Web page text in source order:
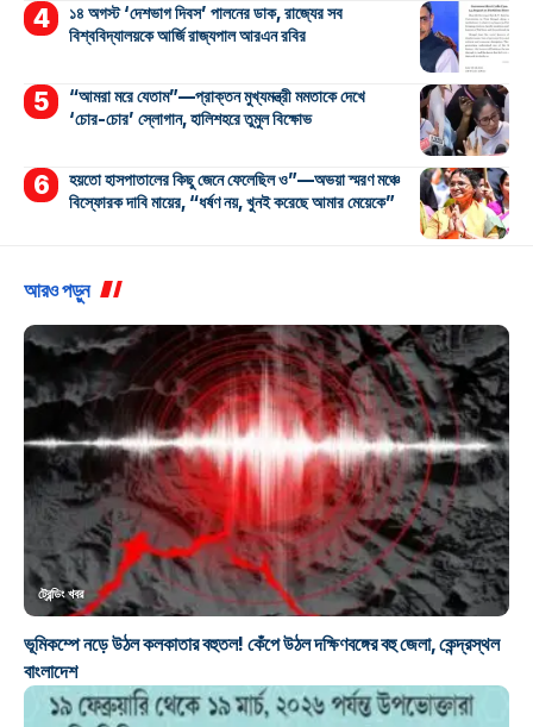
১৪ অগস্ট ‘দেশভাগ দিবস’ পালনের ডাক, রাজ্যের সব
বিশ্ববিদ্যালয়কে আর্জি রাজ্যপাল আরএন রবির
“আমরা মরে যেতাম”—প্রাক্তন মুখ্যমন্ত্রী মমতাকে দেখে
‘চোর-চোর’ স্লোগান, হালিশহরে তুমুল বিক্ষোভ
হয়তো হাসপাতালের কিছু জেনে ফেলেছিল ও”—অভয়া স্মরণ মঞ্চে
বিস্ফোরক দাবি মায়ের, “ধর্ষণ নয়, খুনই করেছে আমার মেয়েকে”
আরও পড়ুন
ট্রেন্ডিং খবর
ভূমিকম্পে নড়ে উঠল কলকাতার বহুতল! কেঁপে উঠল দক্ষিণবঙ্গের বহু জেলা, কেন্দ্রস্থল
বাংলাদেশ